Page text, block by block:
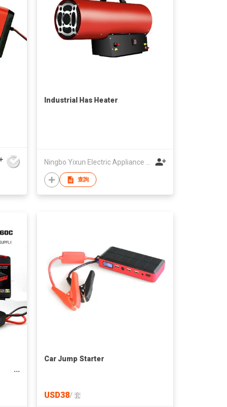
Industrial Has Heater
查詢
Car Jump Starter
USD38/ 套